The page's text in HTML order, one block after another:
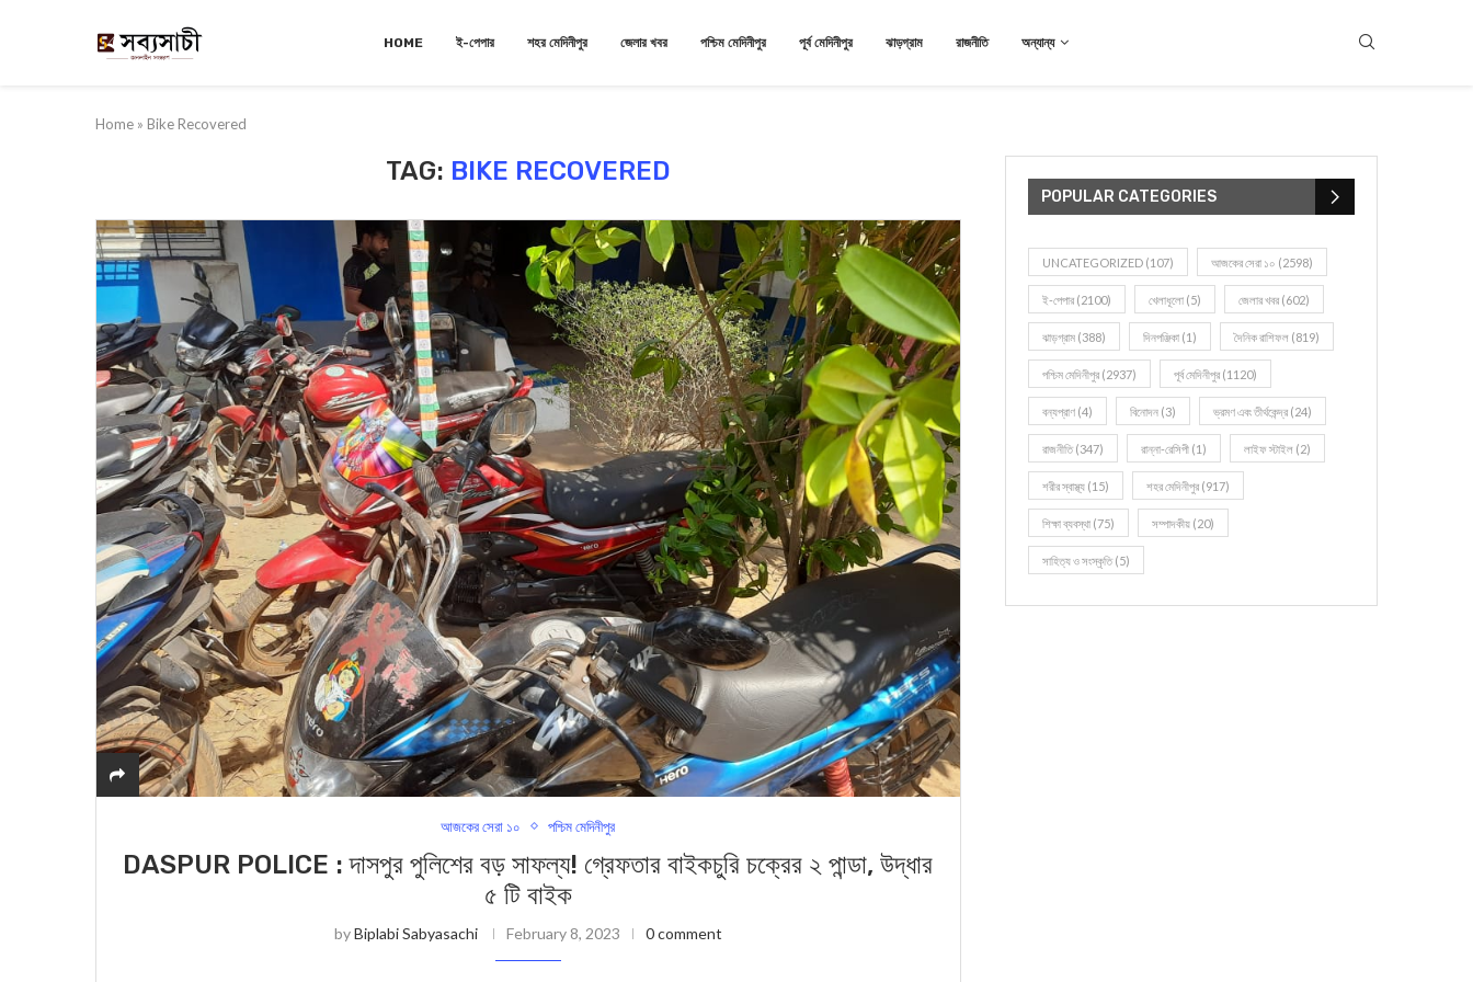
HOME ই-পেপার শহর মেদিনীপুর জেলার খবর পশ্চিম মেদিনীপুর পূর্ব মেদিনীপুর ঝাড়গ্রাম রাজনীতি অন্যান্য
Home » Bike Recovered
TAG: BIKE RECOVERED
আজকের সেরা ১০ পশ্চিম মেদিনীপুর
DASPUR POLICE : দাসপুর পুলিশের বড় সাফল্য! গ্রেফতার বাইকচুরি চক্রের ২ পান্ডা, উদ্ধার
৫ টি বাইক
byBiplabi Sabyasachi February 8, 2023 0 comment
POPULAR CATEGORIES
UNCATEGORIZED (107) আজকের সেরা ১০ (2598)
ই-পেপার (2100) খেলাধূলো (5) জেলার খবর (602)
ঝাড়গ্রাম (388) দিনপঞ্জিকা (1) দৈনিক রাশিফল (819)
পশ্চিম মেদিনীপুর (2937) পূর্ব মেদিনীপুর (1120)
বন্যপ্রাণ (4) বিনোদন (3) ভ্রমণ এবং তীর্থকেন্দ্র (24)
রাজনীতি(347) রান্না-রেসিপী (1) লাইফ স্টাইল (2)
শরীর স্বাস্থ্য (15) শহর মেদিনীপুর (917)
শিক্ষা ব্যবস্থা (75) সম্পাদকীয় (20)
সাহিত্য ও সংস্কৃতি(5)